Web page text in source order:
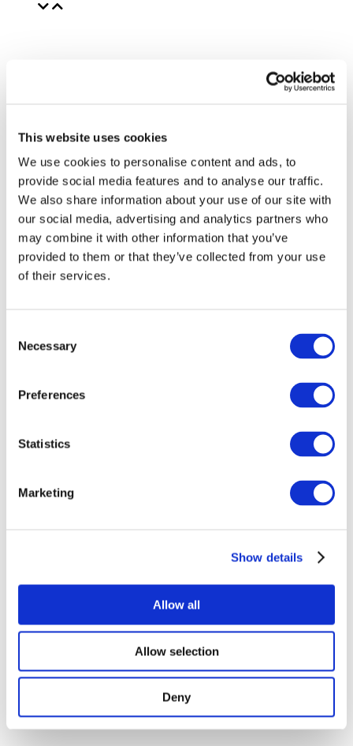
This website uses cookies
We use cookies to personalise content and ads, to
provide social media features and to analyse our traffic.
We also share information about your use of our site with
our social media, advertising and analytics partners who
may combine it with other information that you’ve
provided to them or that they’ve collected from your use
of their services.
Selection
Necessary
Preferences
Statistics
Marketing
Show details
Allow all
Allow selection
Deny
Творческий вечер
Наше спецпредложение
Применить